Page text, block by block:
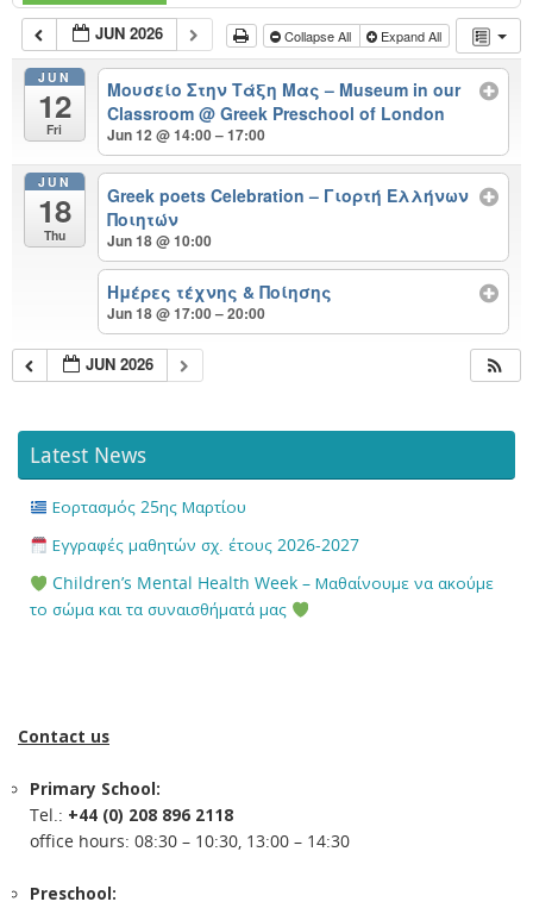
JUN 2026 Collapse All Expand All
JUN
12
Fri
Μουσείο Στην Τάξη Μας – Museum in our
Classroom@ Greek Preschool of London
Jun 12 @ 14:00 – 17:00
JUN
18
Thu
Greek poets Celebration – Γιορτή Ελλήνων
Ποιητών
Jun 18 @ 10:00
Ημέρες τέχνης & Ποίησης
Jun 18 @ 17:00 – 20:00
JUN 2026
Latest News
Εορτασμός 25ης Μαρτίου
Εγγραφές μαθητών σχ. έτους 2026-2027
Children’s Mental Health Week – Μαθαίνουμε να ακούμε
το σώμα και τα συναισθήματά μας
Contact us
Primary School:
Tel.: +44 (0) 208 896 2118
office hours: 08:30 – 10:30, 13:00 – 14:30
Preschool: